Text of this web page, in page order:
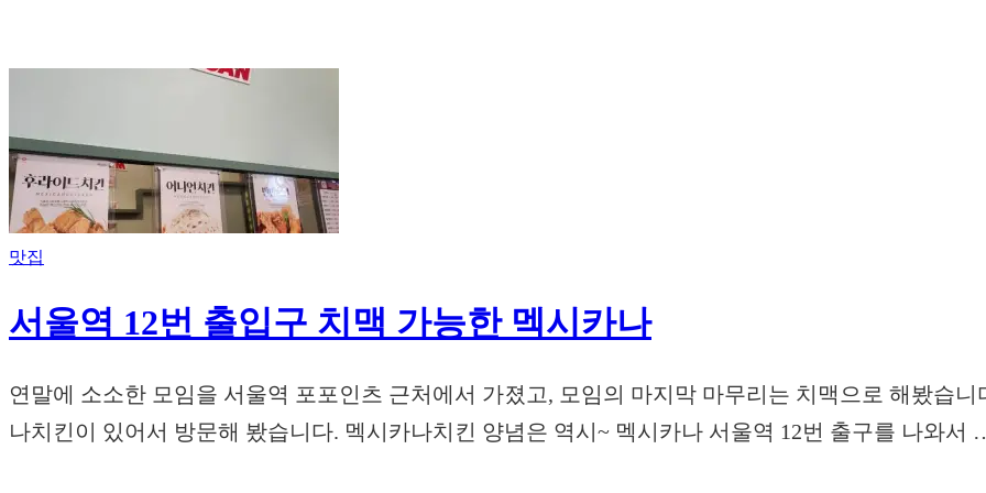
맛집
서울역 12번 출입구 치맥 가능한 멕시카나
연말에 소소한 모임을 서울역 포포인츠 근처에서 가졌고, 모임의 마지막 마무리는 치맥으로 해봤습
나치킨이 있어서 방문해 봤습니다. 멕시카나치킨 양념은 역시~ 멕시카나 서울역 12번 출구를 나와서